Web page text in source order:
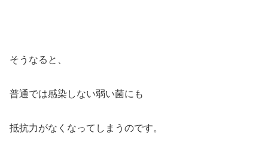
そうなると、
普通では感染しない弱い菌にも
抵抗力がなくなってしまうのです。